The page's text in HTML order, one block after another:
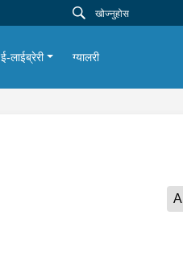
ई-लाईब्रेरी ग्यालरी
A